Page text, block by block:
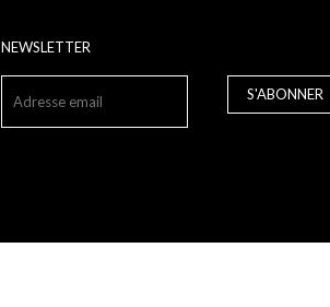
NEWSLETTER
S'ABONNER